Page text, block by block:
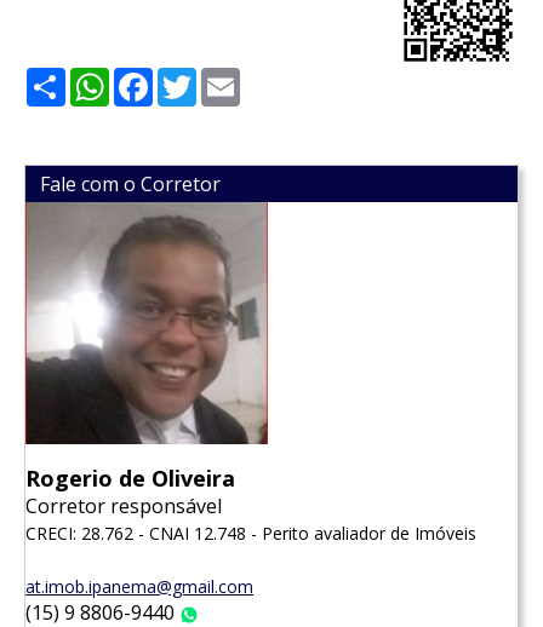
ShareWhatsApp
Facebook
Twitter
Fale com o Corretor
Rogerio de Oliveira
Corretor responsável
CRECI: 28.762 - CNAI 12.748 - Perito avaliador de Imóveis
at.imob.ipanema@gmail.com
(15) 9 8806-9440